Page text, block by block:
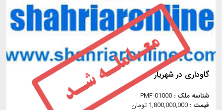
گاوداری در شهریار
شناسه ملک : PMF-01000
قیمت : 1,800,000,000 تومان